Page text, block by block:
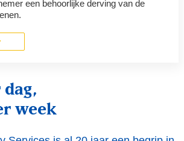
een behoorlijke derving van de
week